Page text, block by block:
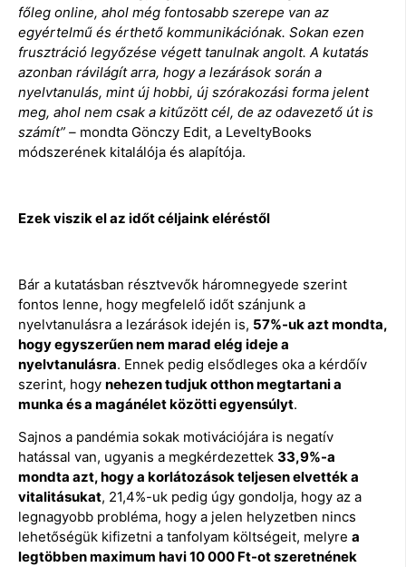
főleg online, ahol még fontosabb szerepe van az
egyértelmű és érthető kommunikációnak. Sokan ezen
frusztráció legyőzése végett tanulnak angolt. A kutatás
azonban rávilágít arra, hogy a lezárások során a
nyelvtanulás, mint új hobbi, új szórakozási forma jelent
meg, ahol nem csak a kitűzött cél, de az odavezető út is
számít” – mondta Gönczy Edit, a LeveltyBooks
módszerének kitalálója és alapítója.
Ezek viszik el az időt céljaink eléréstől
Bár a kutatásban résztvevők háromnegyede szerint
fontos lenne, hogy megfelelő időt szánjunk a
nyelvtanulásra a lezárások idején is, 57%-uk azt mondta,
hogy egyszerűen nem marad elég ideje a
nyelvtanulásra. Ennek pedig elsődleges oka a kérdőív
szerint, hogy nehezen tudjuk otthon megtartani a
munka és a magánélet közötti egyensúlyt.
Sajnos a pandémia sokak motivációjára is negatív
hatással van, ugyanis a megkérdezettek 33,9%-a
mondta azt, hogy a korlátozások teljesen elvették a
vitalitásukat, 21,4%-uk pedig úgy gondolja, hogy az a
legnagyobb probléma, hogy a jelen helyzetben nincs
lehetőségük kifizetni a tanfolyam költségeit, melyre a
legtöbben maximum havi 10 000 Ft-ot szeretnének